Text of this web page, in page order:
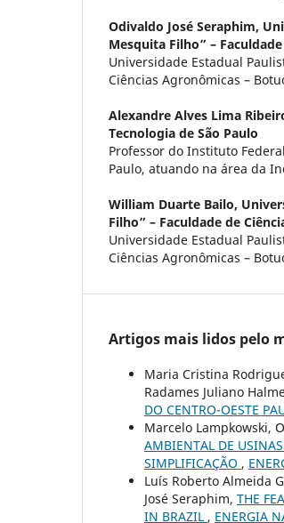
Odivaldo José Seraphim,
Mesquita Filho” –
Universidade Estadual
Ciências Agronômicas –
Alexandre Alves Lima
Tecnologia de São Paulo
Professor do Instituto
Paulo, atuando na área da
William Duarte Bailo,
Filho” – Faculdade de
Universidade Estadual
Ciências Agronômicas –
Artigos mais lidos pelo
Maria Cristina
Radames Juliano
DO CENTRO-OESTE
Marcelo Lampkowski,
AMBIENTAL DE
SIMPLIFICAÇÃO ,
Luís Roberto Almeida
José Seraphim, THE
IN BRAZIL , ENERGIA